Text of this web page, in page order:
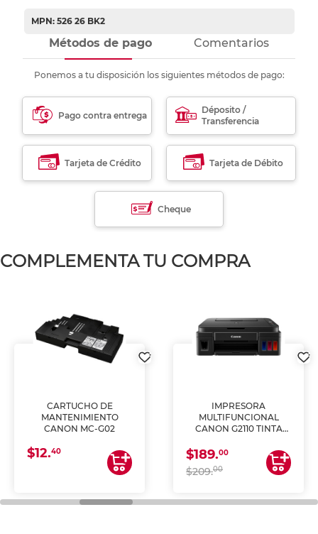
MPN: 526 26 BK2
Métodos de pago Comentarios
Ponemos a tu disposición los siguientes métodos de pago:
Pago contra entrega
Déposito /
Transferencia
Tarjeta de Crédito Tarjeta de Débito
Cheque
COMPLEMENTA TU COMPRA
CARTUCHO DE
MANTENIMIENTO
CANON MC-G02
$12.40
IMPRESORA
MULTIFUNCIONAL
CANON G2110 TINTA
$189.00
$209.00